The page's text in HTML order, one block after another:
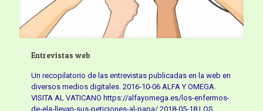
Entrevistas web
Un recopilatorio de las entrevistas publicadas en la web en
diversos medios digitales. 2016-10-06 ALFA Y OMEGA.
VISITA AL VATICANO https://alfayomega.es/los-enfermos-
de-ela-llevan-sus-peticiones-al-papa/ 2018-05-18 LOS